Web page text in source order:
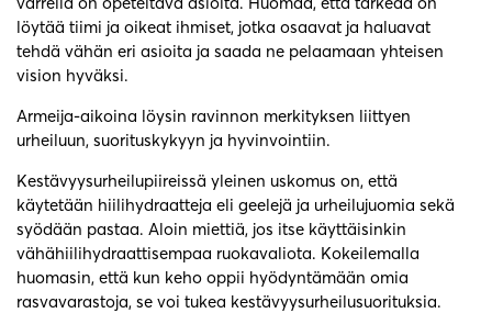
löytää tiimi ja oikeat ihmiset, jotka osaavat ja haluavat
tehdä vähän eri asioita ja saada ne pelaamaan yhteisen
vision hyväksi.
Armeija-aikoina löysin ravinnon merkityksen liittyen
urheiluun, suorituskykyyn ja hyvinvointiin.
Kestävyysurheilupiireissä yleinen uskomus on, että
käytetään hiilihydraatteja eli geelejä ja urheilujuomia sekä
syödään pastaa. Aloin miettiä, jos itse käyttäisinkin
vähähiilihydraattisempaa ruokavaliota. Kokeilemalla
huomasin, että kun keho oppii hyödyntämään omia
rasvavarastoja, se voi tukea kestävyysurheilusuorituksia.